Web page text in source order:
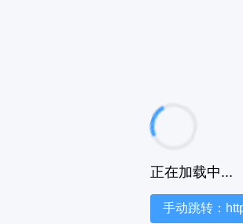
正在加载中...
手动跳转：